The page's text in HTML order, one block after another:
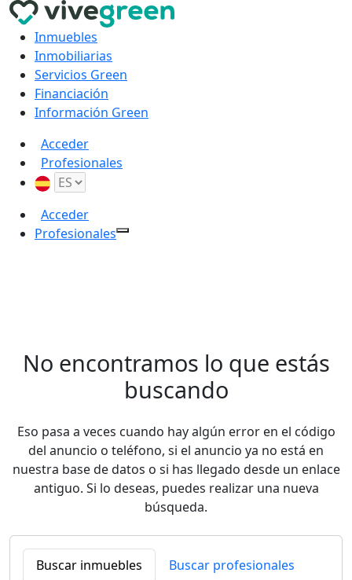
Inmuebles
Inmobiliarias
Servicios Green
Financiación
Información Green
Acceder
Profesionales
Acceder
Profesionales
No encontramos lo que estás
buscando
Eso pasa a veces cuando hay algún error en el código
del anuncio o teléfono, si el anuncio ya no está en
nuestra base de datos o si has llegado desde un enlace
antiguo. Si lo deseas, puedes realizar una nueva
búsqueda.
Buscar inmuebles Buscar profesionales